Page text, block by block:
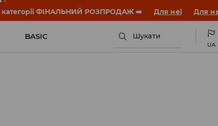
обліковому записі 💸 ЗАВАНТАЖИТИ ДОДАТОК
BASIC Шукати
UA